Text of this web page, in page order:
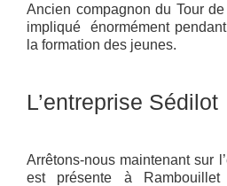
Ancien compagnon du Tour
impliqué énormément
la formation des jeunes.
L’entreprise Sédilot
Arrêtons-nous maintenant sur
est présente à Rambouillet